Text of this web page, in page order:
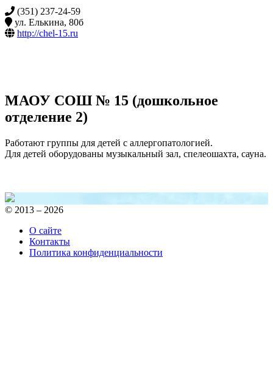
(351) 237-24-59
ул. Елькина, 80б
http://chel-15.ru
МАОУ СОШ № 15 (дошкольное
отделение 2)
Работают группы для детей с аллергопатологией.
Для детей оборудованы музыкальный зал, спелеошахта, сауна.
© 2013 – 2026
О сайте
Контакты
Политика конфиденциальности